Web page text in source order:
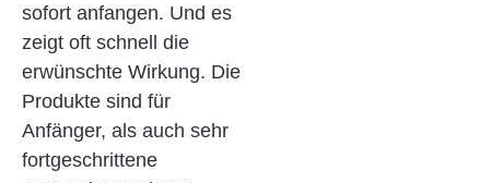
sofort anfangen. Und es
zeigt oft schnell die
erwünschte Wirkung. Die
Produkte sind für
Anfänger, als auch sehr
fortgeschrittene